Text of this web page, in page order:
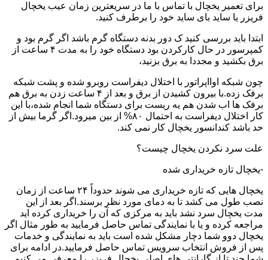
برای تعمیر یخچال با تماس با ما در سریعترین زمان عیب یخچال
فریزر یا ساید بای ساید خود را برطرف کنید.
ابتدا باید بررسی کنید ک دور بدنه دستگاه گرم باشد اگر گرم بود و
کمپرسور در حال کارکردن بود دستگاه خود را به مدت ۴ ساعت از
برق بکشید و مجددا به برق بزنید،
چون شبکه اوااپراتور با اختلال دیفراست روبرو شده و پشت شبکه
برفک زده.با بیرون کشیدن از برق و بعد از ۴ ساعت زدن به برق هم
برفک ها اب شدن هم یه ریست برای دستگاه شما انجام شده،با این
کار اختلال دیفراست به احتمال ۸۰% از بین میرود.اگر گرما بیش از
حد باشد کندانسور یخچال کار نمی کند.
علت سرد نکردن یخچال چیست؟
-یخچال تازه خریداری شده
یخچال هایی که تازه خریداری می شوند حدوداً ۲۴ ساعت از زمان
نصب طول می کشد تا به دمای مورد نظر برسند.اگر بعد از این
مدت یخچال سرد نشد باید به مرکزی که آن را خریداری کرده اید
مراجعه کرده و یا با نمایندگی تماس حاصل فرمایید به طور مثال اگر
یخچال دوو شما دچار مشکل شده است باید به نمایندگی و خدمات
پس از فروش انتخاب سرویس تماس حاصل فرمایید.در ادامه برای